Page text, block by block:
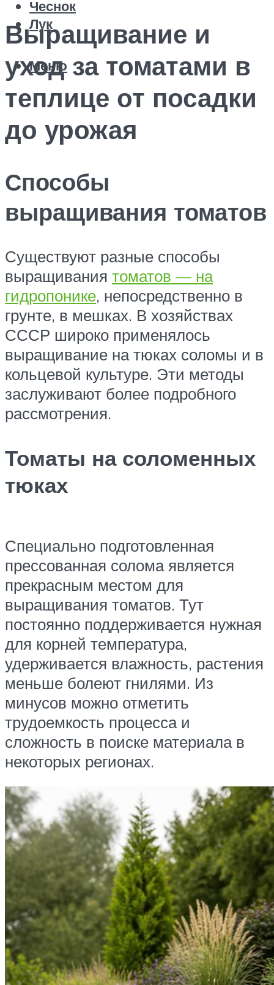
Чеснок
Лук
Меню
Выращивание и
уход за томатами в
теплице от посадки
до урожая
Способы
выращивания томатов
Существуют разные способы
выращивания томатов — на
гидропонике, непосредственно в
грунте, в мешках. В хозяйствах
СССР широко применялось
выращивание на тюках соломы и в
кольцевой культуре. Эти методы
заслуживают более подробного
рассмотрения.
Томаты на соломенных
тюках
Специально подготовленная
прессованная солома является
прекрасным местом для
выращивания томатов. Тут
постоянно поддерживается нужная
для корней температура,
удерживается влажность, растения
меньше болеют гнилями. Из
минусов можно отметить
трудоемкость процесса и
сложность в поиске материала в
некоторых регионах.